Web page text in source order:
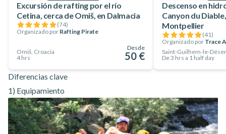
Excursión de rafting por el río
Cetina, cerca de Omiš, en Dalmacia
(74)
Organizado por Rafting Pirate
Omiš, Croacia
4 hrs
Desde
50 €
Descenso en
Canyon du
Montpellier
(41)
Organizado por Trace
Saint-Guilhem-le-
De 3 hrs a 1 half day
Diferencias clave
1) Equipamiento